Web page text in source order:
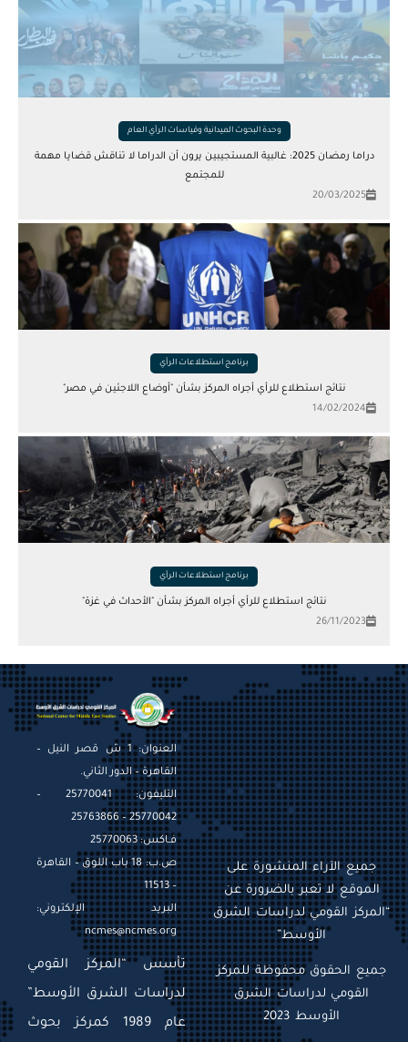
وحدة البحوث الميدانية وقياسات الرأي العام
دراما رمضان 2025: غالبية المستجيبين يرون أن الدراما لا تناقش قضايا مهمة
للمجتمع
20/03/2025
برنامج استطلاعات الرأي
نتائج استطلاع للرأي أجراه المركز بشأن "أوضاع اللاجئين في مصر"
14/02/2024
برنامج استطلاعات الرأي
نتائج استطلاع للرأي أجراه المركز بشأن "الأحداث في غزة"
26/11/2023
العنوان: 1 ش قصر النيل –
القاهرة – الدور الثاني.
التليفون: 25770041 –
25770042 – 25763866
فـاكس: 25770063
ص.ب: 18 باب اللوق – القاهرة
– 11513
البريد الإلكتروني:
ncmes@ncmes.org
تأسس “المركز القومي
لدراسات الشرق الأوسط”
عام 1989 كمركز بحوث
جميع الآراء المنشورة على
الموقع لا تعبر بالضرورة عن
“المركز القومي لدراسات الشرق
الأوسط”
جميع الحقوق محفوظة للمركز
القومي لدراسات الشرق
الأوسط 2023